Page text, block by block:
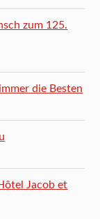
zum 125.
die Besten
Jacob et